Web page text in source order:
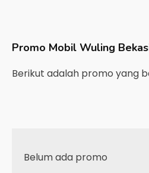
Promo Mobil Wuling
Berikut adalah promo yang
Belum ada promo